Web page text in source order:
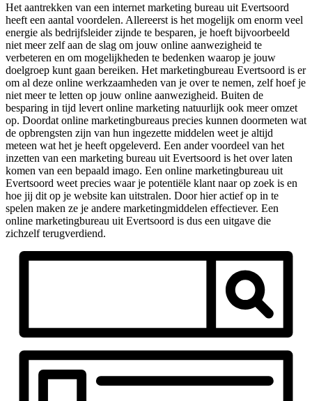
Het aantrekken van een internet marketing bureau uit Evertsoord
heeft een aantal voordelen. Allereerst is het mogelijk om enorm veel
energie als bedrijfsleider zijnde te besparen, je hoeft bijvoorbeeld
niet meer zelf aan de slag om jouw online aanwezigheid te
verbeteren en om mogelijkheden te bedenken waarop je jouw
doelgroep kunt gaan bereiken. Het marketingbureau Evertsoord is er
om al deze online werkzaamheden van je over te nemen, zelf hoef je
niet meer te letten op jouw online aanwezigheid. Buiten de
besparing in tijd levert online marketing natuurlijk ook meer omzet
op. Doordat online marketingbureaus precies kunnen doormeten wat
de opbrengsten zijn van hun ingezette middelen weet je altijd
meteen wat het je heeft opgeleverd. Een ander voordeel van het
inzetten van een marketing bureau uit Evertsoord is het over laten
komen van een bepaald imago. Een online marketingbureau uit
Evertsoord weet precies waar je potentiële klant naar op zoek is en
hoe jij dit op je website kan uitstralen. Door hier actief op in te
spelen maken ze je andere marketingmiddelen effectiever. Een
online marketingbureau uit Evertsoord is dus een uitgave die
zichzelf terugverdiend.